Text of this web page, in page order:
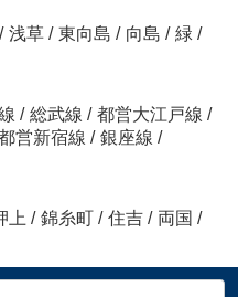
/ 浅草 / 東向島 / 向島 / 緑 /
/ 総武線 / 都営大江戸線 /
営新宿線 / 銀座線 /
上 / 錦糸町 / 住吉 / 両国 /